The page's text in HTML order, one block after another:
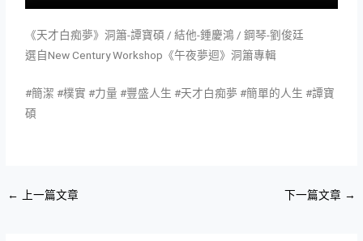
《天才白痴夢》洞簫-譚寶碩 / 結他-鍾慶鴻 / 鋼琴-劉俊廷
選自New Century Workshop《午夜夢迴》洞簫專輯
#簡潔 #樸實 #力量 #豐盛人生 #天才白痴夢 #簡單的人生 #譚寶
碩
← 上一篇文章 下一篇文章 →